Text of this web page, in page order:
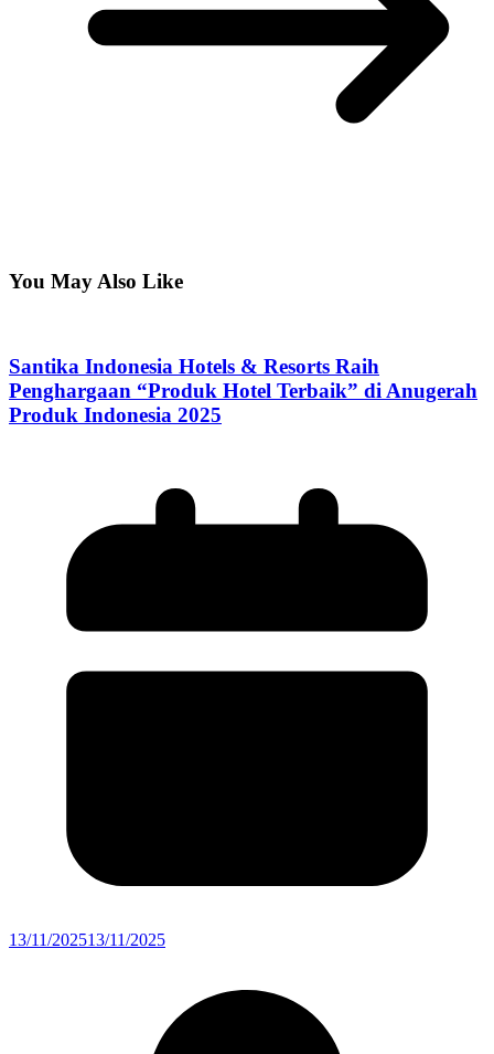
You May Also Like
Santika Indonesia Hotels & Resorts Raih
Penghargaan “Produk Hotel Terbaik” di Anugerah
Produk Indonesia 2025
13/11/202513/11/2025